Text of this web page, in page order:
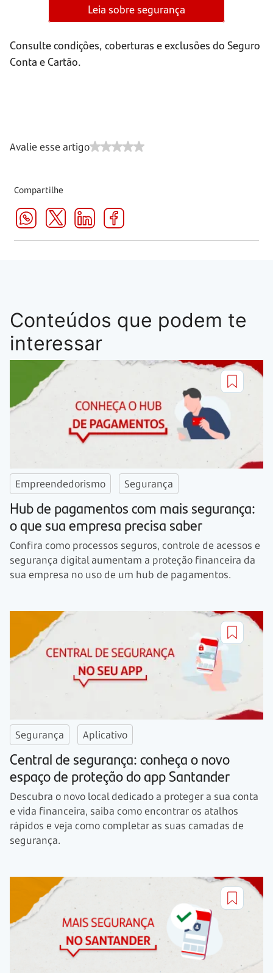
Leia sobre segurança
Consulte condições, coberturas e exclusões do Seguro
Conta e Cartão.
Avalie esse artigo
Compartilhe
Conteúdos que podem te
interessar
Empreendedorismo Segurança
Hub de pagamentos com mais segurança:
o que sua empresa precisa saber
Confira como processos seguros, controle de acessos e
segurança digital aumentam a proteção financeira da
sua empresa no uso de um hub de pagamentos.
Segurança Aplicativo
Central de segurança: conheça o novo
espaço de proteção do app Santander
Descubra o novo local dedicado a proteger a sua conta
e vida financeira, saiba como encontrar os atalhos
rápidos e veja como completar as suas camadas de
segurança.